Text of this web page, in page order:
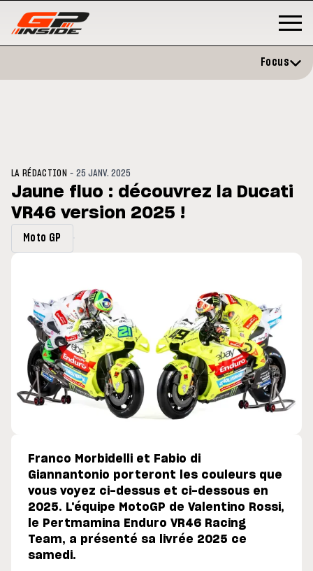
du GP de Grande-
MOTO GP
Focus
LA RÉDACTION -25 JANV. 2025
Jaune fluo : découvrez la Ducati
VR46 version 2025 !
Moto GP
Franco Morbidelli et Fabio di
Giannantonio porteront les couleurs que
vous voyez ci-dessus et ci-dessous en
2025. L'équipe MotoGP de Valentino Rossi,
le Pertmamina Enduro VR46 Racing
Team, a présenté sa livrée 2025 ce
samedi.